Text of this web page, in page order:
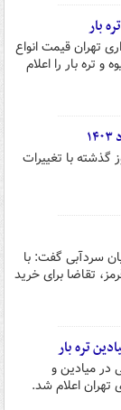
بار
تهران قیمت انواع
و تره بار را اعلام
با تغییرات
سردآبی گفت: با
تقاضا برای خرید
تره بار
در میادین و
تهران اعلام شد.